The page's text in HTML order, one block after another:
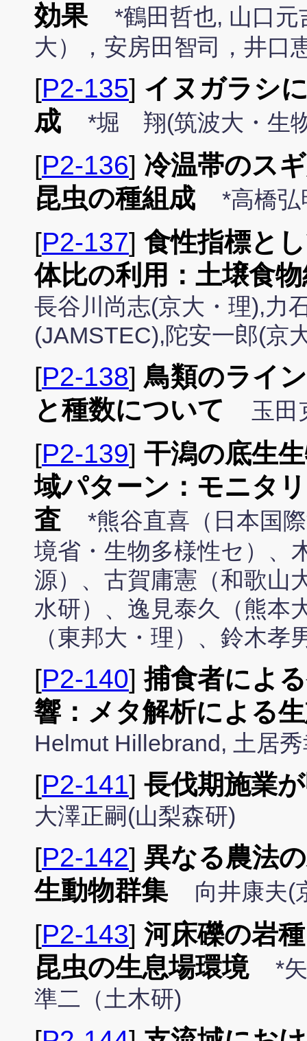
効果
*鶴田哲也, 山口
大），安房田智司，井口
[P2-135] イヌガラシ
成
*堀 翔(筑波大・生
[P2-136] 冷温帯のス
昆虫の種組成
*高橋
[P2-137] 食性指標と
体比の利用：土壌食
長谷川尚志(京大・理),力
(JAMSTEC),陀安一郎(京
[P2-138] 鳥類のライ
と種数について
玉田
[P2-139] 干潟の底生
域パターン：モニタ
査
*熊谷直喜（日本国
境省・生物多様性セ）、
源）、古賀庸憲（和歌山
水研）、逸見泰久（熊本
（東邦大・理）、鈴木
[P2-140]捕食者によ
響：メタ解析による
Helmut Hillebrand, 土居
[P2-141] 長伐期施業
大澤正嗣(山梨森研)
[P2-142] 異なる農法
生動物群集
向井康夫(
[P2-143] 河床礫の岩
昆虫の生息場環境
*
準二（土木研)